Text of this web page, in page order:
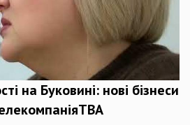
на Буковині: нові бізнеси